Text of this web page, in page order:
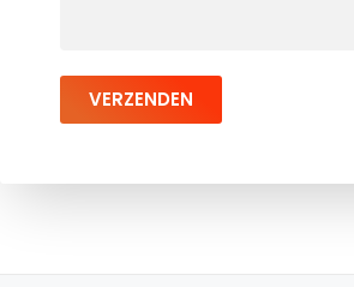
VERZENDEN